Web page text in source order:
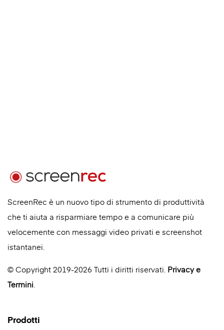
ScreenRec è un nuovo tipo di strumento di produttività
che ti aiuta a risparmiare tempo e a comunicare più
velocemente con messaggi video privati e screenshot
istantanei.
© Copyright 2019-2026 Tutti i diritti riservati. Privacye
Termini
Prodotti